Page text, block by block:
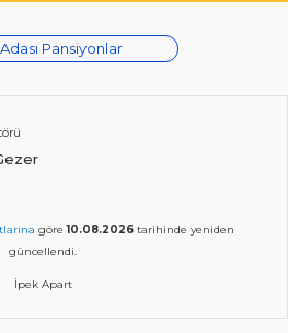
Pansiyonlar
göre10.08.2026 tarihinde yeniden
güncellendi.
İpek Apart